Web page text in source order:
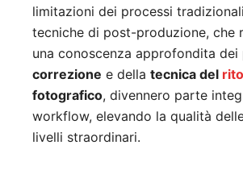
limitazioni dei processi
tecniche di post-produzione, che
una conoscenza approfondita dei
correzione e della tecnica del
fotografico, divennero parte
workflow, elevando la qualità
livelli straordinari.